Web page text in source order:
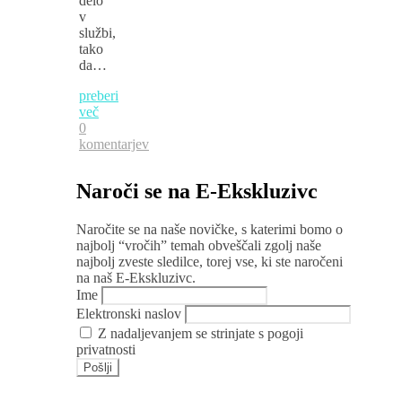
v
službi,
tako
da…
preberi
več
0
komentarjev
Naroči se na E-Ekskluzivc
Naročite se na naše novičke, s katerimi bomo o
najbolj “vročih” temah obveščali zgolj naše
najbolj zveste sledilce, torej vse, ki ste naročeni
na naš E-Ekskluzivc.
Ime
Elektronski naslov
Z nadaljevanjem se strinjate s pogoji
privatnosti